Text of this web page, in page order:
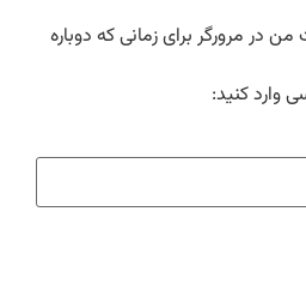
در مرورگر برای زمانی که دوباره
وارد کنید: